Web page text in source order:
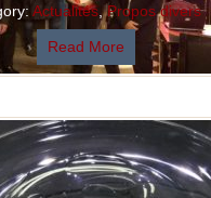
Actualités ,Propos divers
Read More